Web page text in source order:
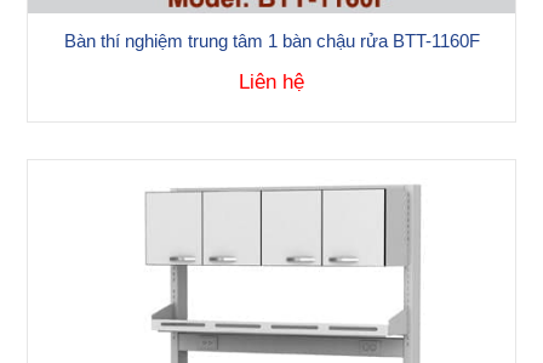
Bàn thí nghiệm trung tâm 1 bàn chậu rửa BTT-1160F
Liên hệ